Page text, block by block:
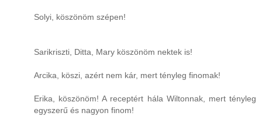
Solyi, köszönöm szépen!
Sarikriszti, Ditta, Mary köszönöm nektek is!
Arcika, köszi, azért nem kár, mert tényleg finomak!
Erika, köszönöm! A receptért hála Wiltonnak, mert tényleg
egyszerű és nagyon finom!